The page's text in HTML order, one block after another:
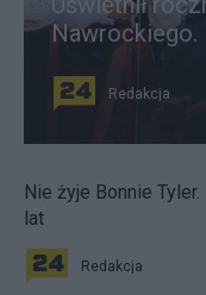
Nawrockiego.
Redakcja
Nie żyje Bonnie
lat
Redakcja